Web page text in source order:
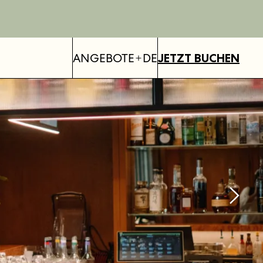
ANGEBOTE DEJETZT BUCHEN